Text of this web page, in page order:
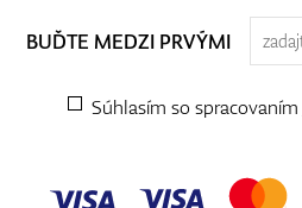
BUĎTE MEDZI PRVÝMI
Súhlasím so spracovaním